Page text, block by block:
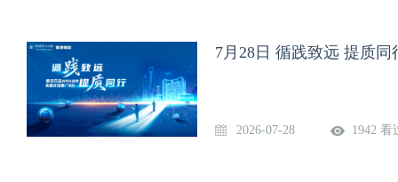
7月28日 循践致远 提质
2026-07-28 1942 看